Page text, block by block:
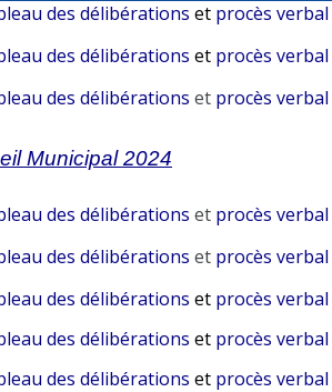
des délibérations et procès verbal
des délibérations et procès verbal
des délibérations et procès verbal
Municipal 2024
des délibérations et procès verbal
des délibérations et procès verbal
des délibérations et procès verbal
des délibérations et procès verbal
des délibérations et procès verbal